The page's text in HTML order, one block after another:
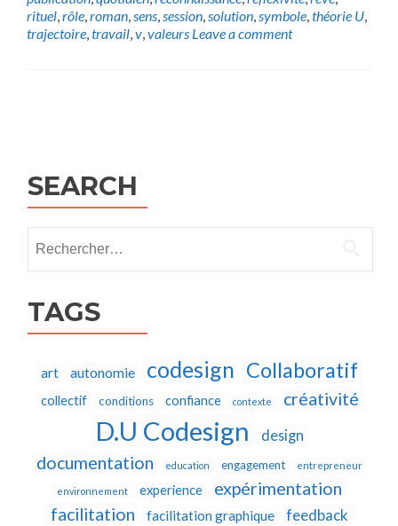
rituel,rôle,roman,sens,session,solution,symbole,théorie U,
trajectoire,travail,v,valeurs Leave a comment
SEARCH
TAGS
art autonomie codesign Collaboratif
collectif conditions confiance contexte créativité
D.U Codesign design
documentation education engagement entrepreneur
environnement experience
expérimentation
facilitation
facilitation graphique feedback